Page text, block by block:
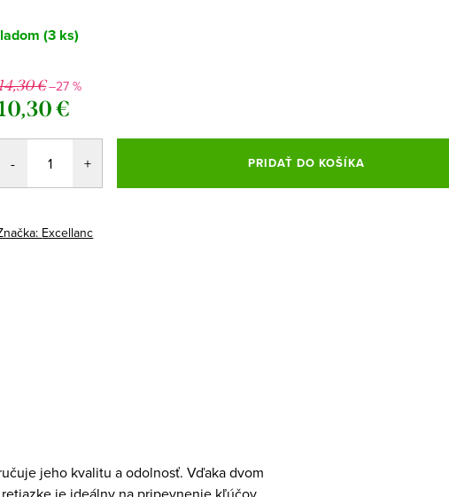
(3 ks)
€–27 %
€
PRIDAŤ DO KOŠÍKA
Excellanc
jeho kvalitu a odolnosť. Vďaka dvom